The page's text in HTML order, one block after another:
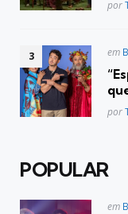
por
em
por
POPULAR
em